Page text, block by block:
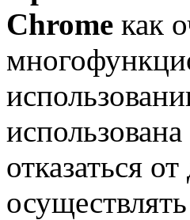
Chrome как
отказаться